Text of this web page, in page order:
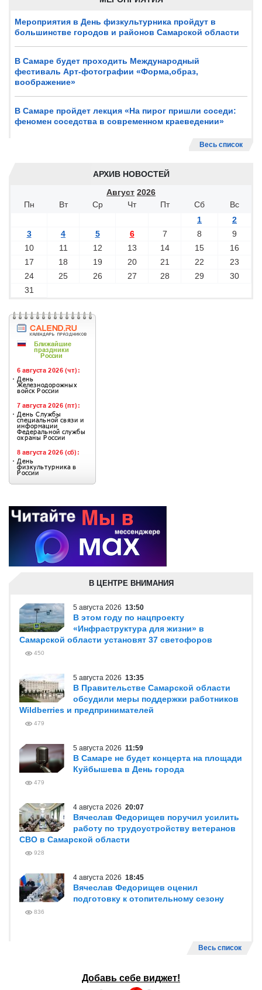
Мероприятия в День физкультурника пройдут в
большинстве городов и районов Самарской области
В Самаре будет проходить Международный
фестиваль Арт-фотографии «Форма,образ,
воображение»
В Самаре пройдет лекция «На пирог пришли соседи:
феномен соседства в современном краеведении»
Весь список
АРХИВ НОВОСТЕЙ
Август 2026
Пн
Вт Ср Чт Пт Сб
Вс
1
2
3
4 5 6 7 8
9
10
11 12 13 14 15
16
17
18 19 20 21 22
23
24
25 26 27 28 29
30
31
В ЦЕНТРЕ ВНИМАНИЯ
5 августа 2026 13:50
В этом году по нацпроекту
«Инфраструктура для жизни» в
Самарской области установят 37 светофоров
450
5 августа 2026 13:35
В Правительстве Самарской области
обсудили меры поддержки работников
Wildberries и предпринимателей
479
5 августа 2026 11:59
В Самаре не будет концерта на площади
Куйбышева в День города
479
4 августа 2026 20:07
Вячеслав Федорищев поручил усилить
работу по трудоустройству ветеранов
СВО в Самарской области
928
4 августа 2026 18:45
Вячеслав Федорищев оценил
подготовку к отопительному сезону
836
Весь список
Добавь себе виджет!